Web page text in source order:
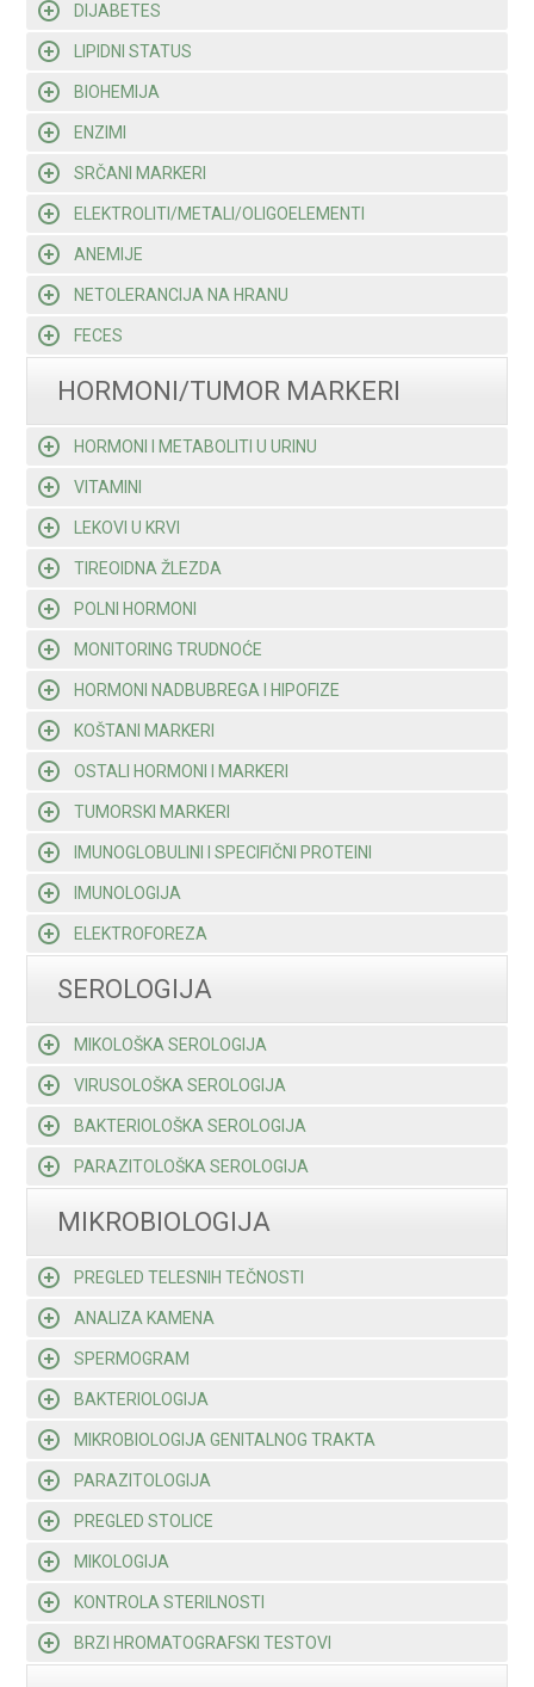
DIJABETES
LIPIDNI STATUS
BIOHEMIJA
ENZIMI
SRČANI MARKERI
ELEKTROLITI/METALI/OLIGOELEMENTI
ANEMIJE
NETOLERANCIJA NA HRANU
FECES
HORMONI/TUMOR MARKERI
HORMONI I METABOLITI U URINU
VITAMINI
LEKOVI U KRVI
TIREOIDNA ŽLEZDA
POLNI HORMONI
MONITORING TRUDNOĆE
HORMONI NADBUBREGA I HIPOFIZE
KOŠTANI MARKERI
OSTALI HORMONI I MARKERI
TUMORSKI MARKERI
IMUNOGLOBULINI I SPECIFIČNI PROTEINI
IMUNOLOGIJA
ELEKTROFOREZA
SEROLOGIJA
MIKOLOŠKA SEROLOGIJA
VIRUSOLOŠKA SEROLOGIJA
BAKTERIOLOŠKA SEROLOGIJA
PARAZITOLOŠKA SEROLOGIJA
MIKROBIOLOGIJA
PREGLED TELESNIH TEČNOSTI
ANALIZA KAMENA
SPERMOGRAM
BAKTERIOLOGIJA
MIKROBIOLOGIJA GENITALNOG TRAKTA
PARAZITOLOGIJA
PREGLED STOLICE
MIKOLOGIJA
KONTROLA STERILNOSTI
BRZI HROMATOGRAFSKI TESTOVI